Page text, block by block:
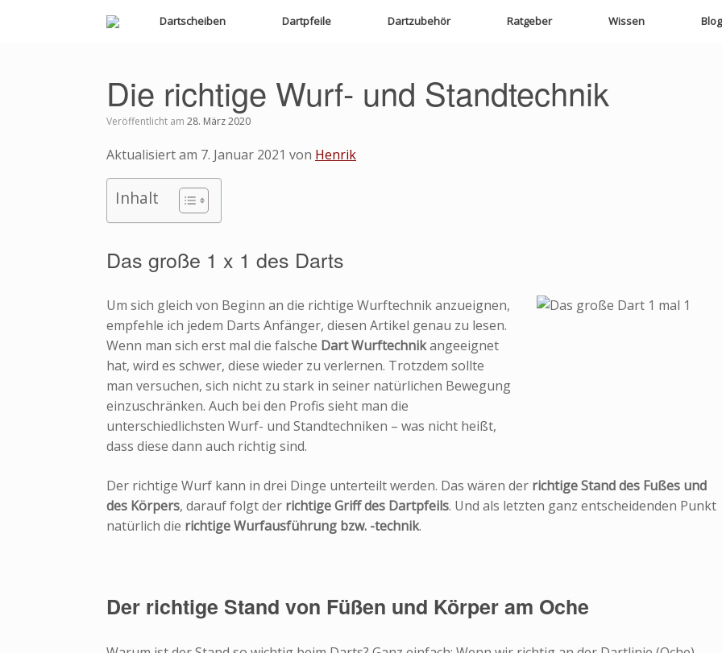
Dartscheiben Dartpfeile Dartzubehör Ratgeber Wissen Blog
Die richtige Wurf- und Standtechnik
Veröffentlicht am 28. März 2020
Aktualisiert am 7. Januar 2021 von Henrik
Inhalt
Das große 1 x 1 des Darts
Um sich gleich von Beginn an die richtige Wurftechnik anzueignen,
empfehle ich jedem Darts Anfänger, diesen Artikel genau zu lesen.
Wenn man sich erst mal die falsche Dart Wurftechnikangeeignet
hat, wird es schwer, diese wieder zu verlernen. Trotzdem sollte
man versuchen, sich nicht zu stark in seiner natürlichen Bewegung
einzuschränken. Auch bei den Profis sieht man die
unterschiedlichsten Wurf- und Standtechniken – was nicht heißt,
dass diese dann auch richtig sind.
Der richtige Wurf kann in drei Dinge unterteilt werden. Das wären der richtige Stand des Fußes und
des Körpers, darauf folgt der richtige Griff des Dartpfeils. Und als letzten ganz entscheidenden Punkt
natürlich die richtige Wurfausführung bzw. -technik.
Der richtige Stand von Füßen und Körper am Oche